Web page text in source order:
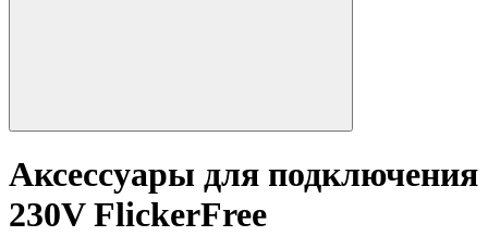
Аксессуары для подключения
230V FlickerFree